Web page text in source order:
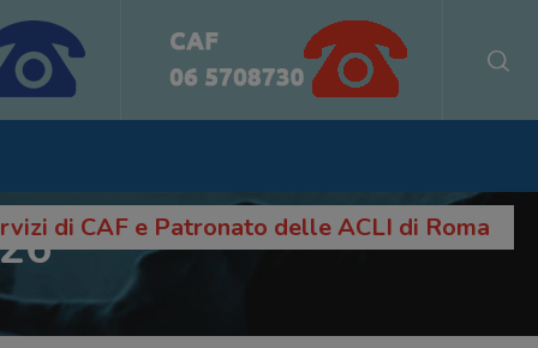
di CAF e Patronato delle ACLI di Roma